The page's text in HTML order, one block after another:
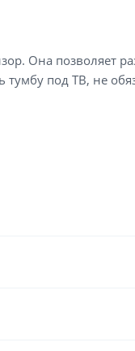
Она позволяет
под ТВ, не